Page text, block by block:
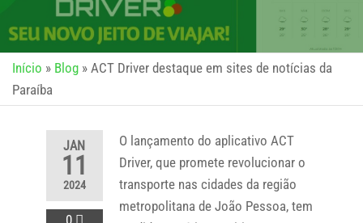
Início » Blog » ACT Driver destaque em sites de notícias da
Paraíba
JAN
11
2024
0
O lançamento do aplicativo ACT
Driver, que promete revolucionar o
transporte nas cidades da região
metropolitana de João Pessoa, tem